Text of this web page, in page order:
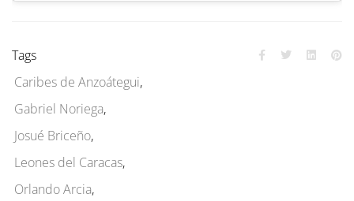
Tags
Caribes de Anzoátegui,
Gabriel Noriega,
Josué Briceño,
Leones del Caracas,
Orlando Arcia,